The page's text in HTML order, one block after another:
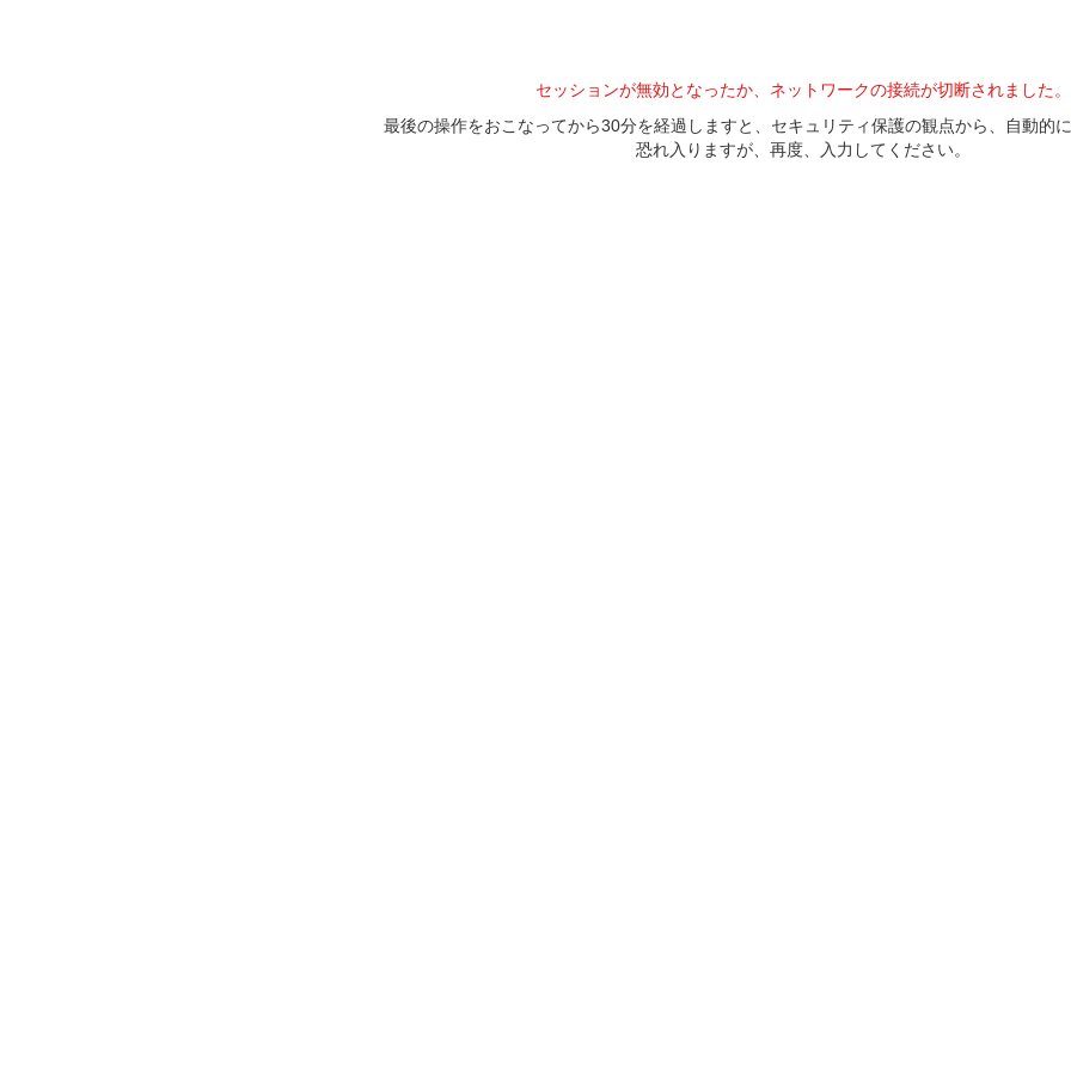
セッションが無効となったか、ネットワークの接続が切断されました。
最後の操作をおこなってから30分を経過しますと、セキュリティ保護の観点から、自動的に
恐れ入りますが、再度、入力してください。